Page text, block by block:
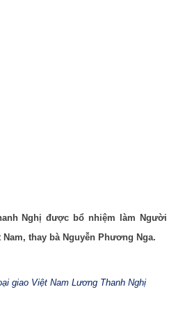
Nghị được bổ nhiệm làm Người
thay bà Nguyễn Phương Nga.
giao Việt Nam Lương Thanh Nghị